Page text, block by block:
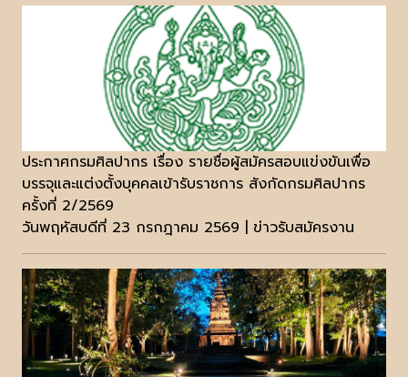
ประกาศกรมศิลปากร เรื่อง รายชื่อผู้สมัครสอบแข่งขันเพื่อ
บรรจุและแต่งตั้งบุคคลเข้ารับราชการ สังกัดกรมศิลปากร
ครั้งที่ 2/2569
วันพฤหัสบดีที่ 23 กรกฎาคม 2569 | ข่าวรับสมัครงาน